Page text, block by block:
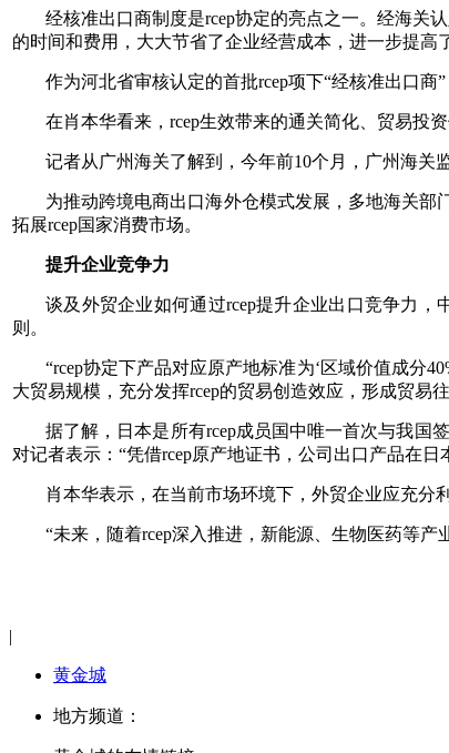
经核准出口商制度是rcep协定的亮点之一。经海关
的时间和费用，大大节省了企业经营成本，进一步提高
作为河北省审核认定的首批rcep项下“经核准出口
在肖本华看来，rcep生效带来的通关简化、贸易投
记者从广州海关了解到，今年前10个月，广州海关
为推动跨境电商出口海外仓模式发展，多地海关
拓展rcep国家消费市场。
提升企业竞争力
谈及外贸企业如何通过rcep提升企业出口竞争力
则。
“rcep协定下产品对应原产地标准为‘区域价值成分
大贸易规模，充分发挥rcep的贸易创造效应，形成贸易
据了解，日本是所有rcep成员国中唯一首次与我国
对记者表示：“凭借rcep原产地证书，公司出口产品在
肖本华表示，在当前市场环境下，外贸企业应充分
“未来，随着rcep深入推进，新能源、生物医药等
|
黄金城
地方频道：